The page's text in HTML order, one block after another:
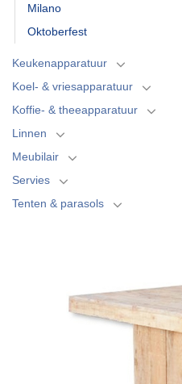
Milano
Oktoberfest
Keukenapparatuur
Koel- & vriesapparatuur
Koffie- & theeapparatuur
Linnen
Meubilair
Servies
Tenten & parasols